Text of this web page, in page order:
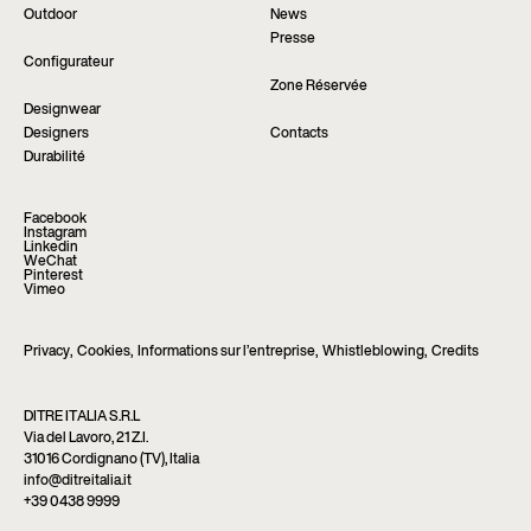
Outdoor
News
Presse
Configurateur
Zone Réservée
Designwear
Designers
Contacts
Durabilité
Facebook
Instagram
Linkedin
WeChat
Pinterest
Vimeo
Privacy, Cookies, Informations sur l’entreprise, Whistleblowing, Credits
DITRE ITALIA S.R.L
Via del Lavoro, 21 Z.I.
31016 Cordignano (TV), Italia
info@ditreitalia.it
+39 0438 9999